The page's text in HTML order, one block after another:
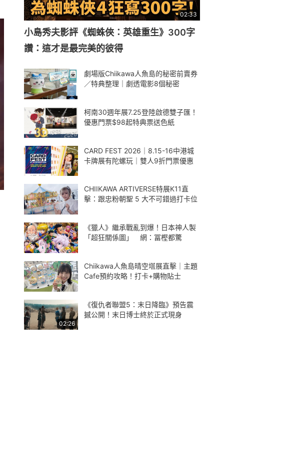
02:33
小島秀夫影評《蜘蛛俠：英雄重生》300字
讚：這才是最完美的彼得
劇場版Chiikawa人魚島的秘密前賣券
／特典整理｜劇透電影8個秘密
柯南30週年展7.25登陸啟德雙子匯！
優惠門票$98起特典票送色紙
CARD FEST 2026｜8.15-16中港城
卡牌展有陀螺玩｜雙人9折門票優惠
CHIIKAWA ARTIVERSE特展K11直
擊：跟忠粉朝聖 5 大不可錯過打卡位
《獵人》繼承戰亂到爆！日本神人製
「超狂關係圖」 網：冨樫都驚
Chiikawa人魚島晴空塔展直擊｜主題
Cafe預約攻略！打卡+購物貼士
02:26
《復仇者聯盟5：末日降臨》預告震
撼公開！末日博士終於正式現身